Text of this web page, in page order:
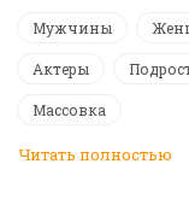
Мужчины
Актеры
Массовка
Читать полностью